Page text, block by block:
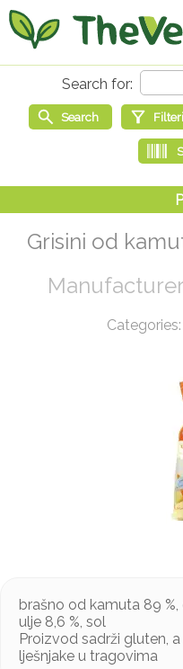
Grisini od
brašno od kamuta 89
ulje 8,6 %, sol
Proizvod sadrži gluten,
lješnjake u tragovima